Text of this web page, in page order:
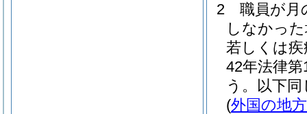
2
職員が月
しなかっ
若しくは
42年法律第
う。以下同
(外国の地